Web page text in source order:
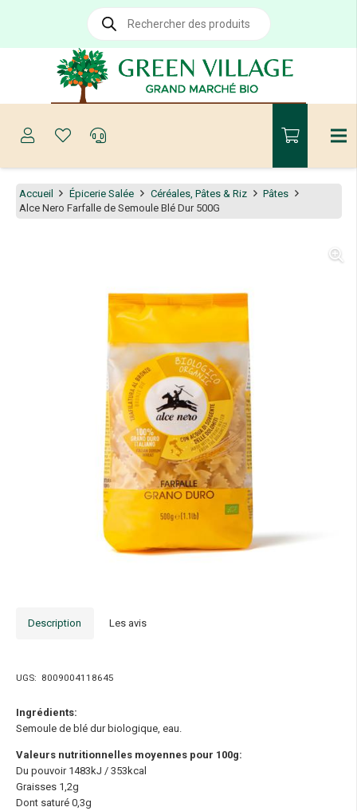
Recherche
produits
Accueil Épicerie Salée Céréales, Pâtes & Riz
Pâtes
Alce Nero Farfalle de Semoule Blé Dur 500G
Description Les avis
UGS: 8009004118645
Ingrédients:
Semoule de blé dur biologique, eau.
Valeurs nutritionnelles moyennes pour 100g:
Du pouvoir 1483kJ / 353kcal
Graisses 1,2g
Dont saturé 0,3g